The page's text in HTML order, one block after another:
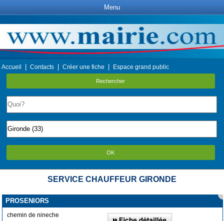
Menu
Accueil Contacts Créer une fiche Espace grand public
Rechercher
OK
SERVICE CHAUFFEUR GIRONDE
PROSENIORS
chemin de nineche